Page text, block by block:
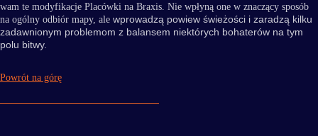
wam te modyfikacje Placówki na Braxis. Nie wpłyną one w znaczący sposób
na ogólny odbiór mapy, ale wprowadzą powiew świeżości i zaradzą kilku
zadawnionym problemom z balansem niektórych bohaterów na tym
polu bitwy.
Powrót na górę